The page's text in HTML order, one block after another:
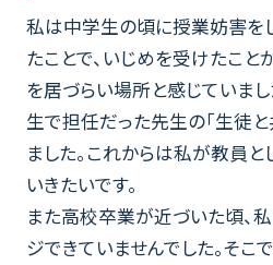
私は中学生の頃に授業妨害を
たことで、いじめを受けたこと
を居づらい場所と感じていま
生で担任だった先生の「生徒
ました。これからは私が教員と
いきたいです。
また高校卒業が近づいた頃、
ジできていませんでした。そ